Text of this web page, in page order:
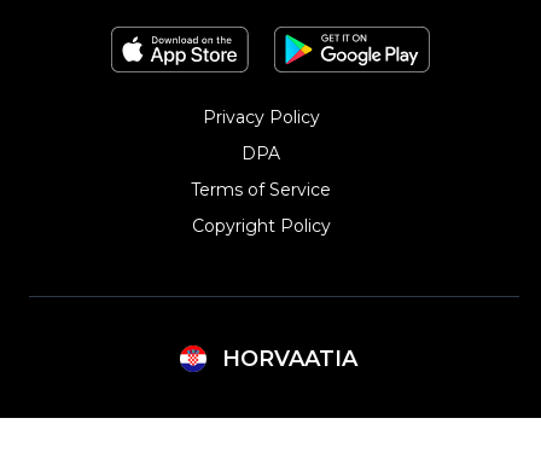
Privacy Policy
DPA
Terms of Service
Copyright Policy‎
HORVAATIA